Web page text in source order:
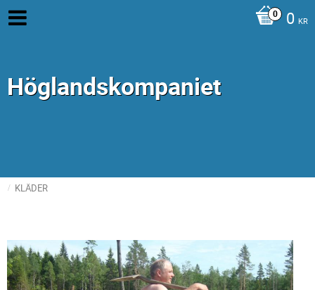
0 KR
Höglandskompaniet
KLÄDER